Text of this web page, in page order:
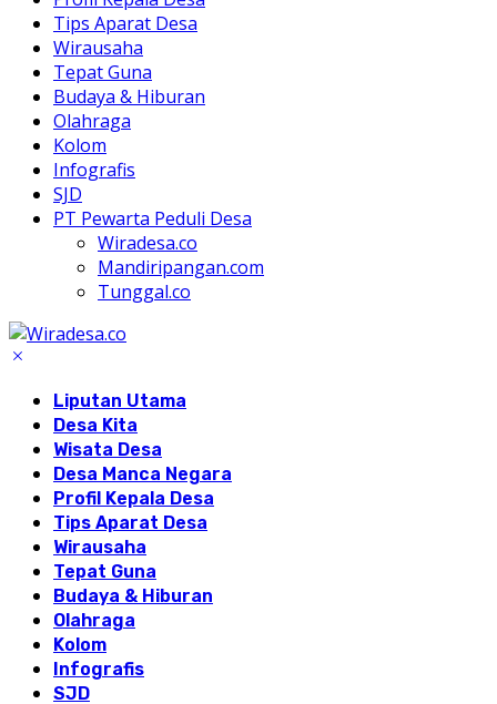
Tips Aparat Desa
Wirausaha
Tepat Guna
Budaya & Hiburan
Olahraga
Kolom
Infografis
SJD
PT Pewarta Peduli Desa
Wiradesa.co
Mandiripangan.com
Tunggal.co
Liputan Utama
Desa Kita
Wisata Desa
Desa Manca Negara
Profil Kepala Desa
Tips Aparat Desa
Wirausaha
Tepat Guna
Budaya & Hiburan
Olahraga
Kolom
Infografis
SJD